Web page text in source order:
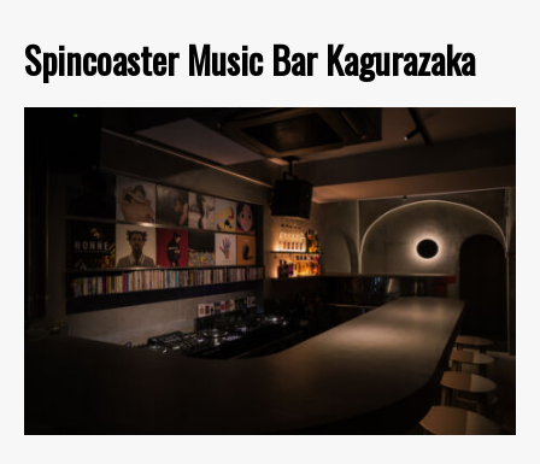
Spincoaster Music Bar Kagurazaka